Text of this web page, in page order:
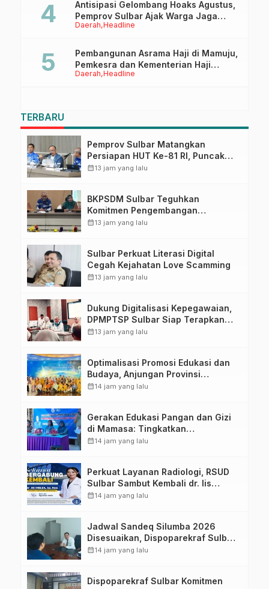
Daerah Headline
Antisipasi Gelombang Hoaks Agustus,
Pemprov Sulbar Ajak Warga Jaga
Ruang Digital
Daerah Headline
Pembangunan Asrama Haji di Mamuju,
Pemkesra dan Kementerian Haji
Sulbar Tinjau Lokasi
TERBARU
Pemprov Sulbar Matangkan
Persiapan HUT Ke-81 RI, Puncak
Upacara di Lapangan Ahmad
calendar_month13 jam yang lalu
BKPSDM Sulbar Teguhkan
Komitmen Pengembangan
Kompetensi ASN melalui
calendar_month13 jam yang lalu
Sulbar Perkuat Literasi Digital
Cegah Kejahatan Love Scamming
calendar_month13 jam yang lalu
Dukung Digitalisasi Kepegawaian,
DPMPTSP Sulbar Siap Terapkan
Aplikasi FLEKSI ASN
calendar_month13 jam yang lalu
Optimalisasi Promosi Edukasi dan
Budaya, Anjungan Provinsi
Sulawesi Barat Perkuat Kolaborasi
calendar_month14 jam yang lalu
Gerakan Edukasi Pangan dan Gizi
di Mamasa: Tingkatkan
Pengetahuan dan Keterampilan
calendar_month14 jam yang lalu
Perkuat Layanan Radiologi, RSUD
Sulbar Sambut Kembali dr. Iis
Imelda, Sp.Rad
calendar_month14 jam yang lalu
Jadwal Sandeq Silumba 2026
Disesuaikan, Dispoparekraf Sulbar
Pastikan Persiapan Tetap
calendar_month14 jam yang lalu
Dispoparekraf Sulbar Komitmen